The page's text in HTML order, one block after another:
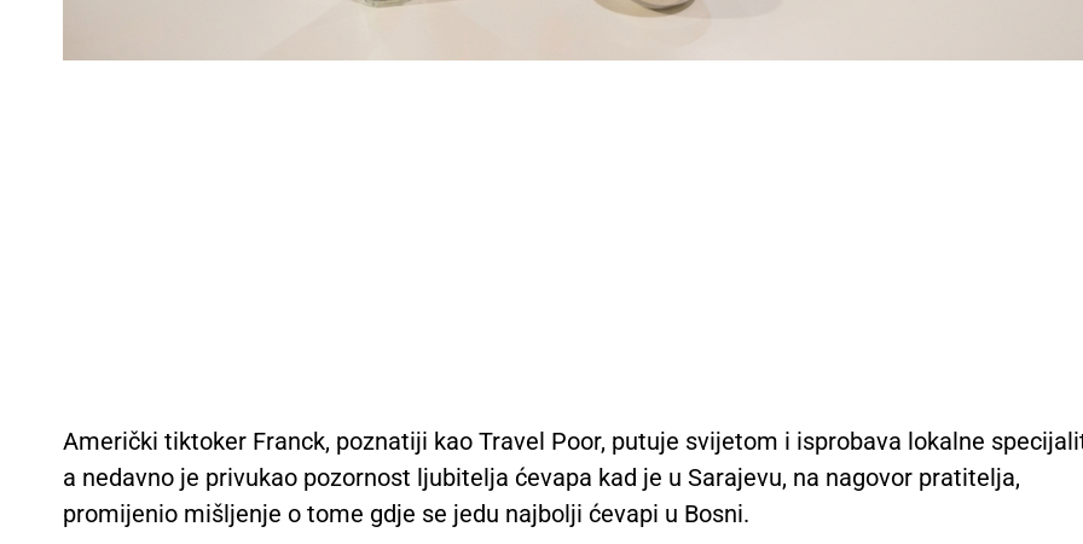
Američki tiktoker Franck, poznatiji kao Travel Poor, putuje svijetom i isprobava lokalne
a nedavno je privukao pozornost ljubitelja ćevapa kad je u Sarajevu, na nagovor pratitelja,
promijenio mišljenje o tome gdje se jedu najbolji ćevapi u Bosni.